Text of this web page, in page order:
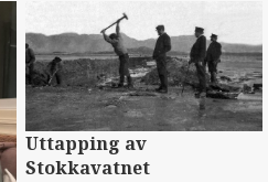
Uttapping av
Stokkavatnet